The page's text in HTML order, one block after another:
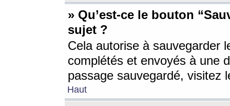
» Qu’est-ce le bouton
sujet ?
Cela autorise à sauvegarder
complétés et envoyés à une
passage sauvegardé, visitez
Haut